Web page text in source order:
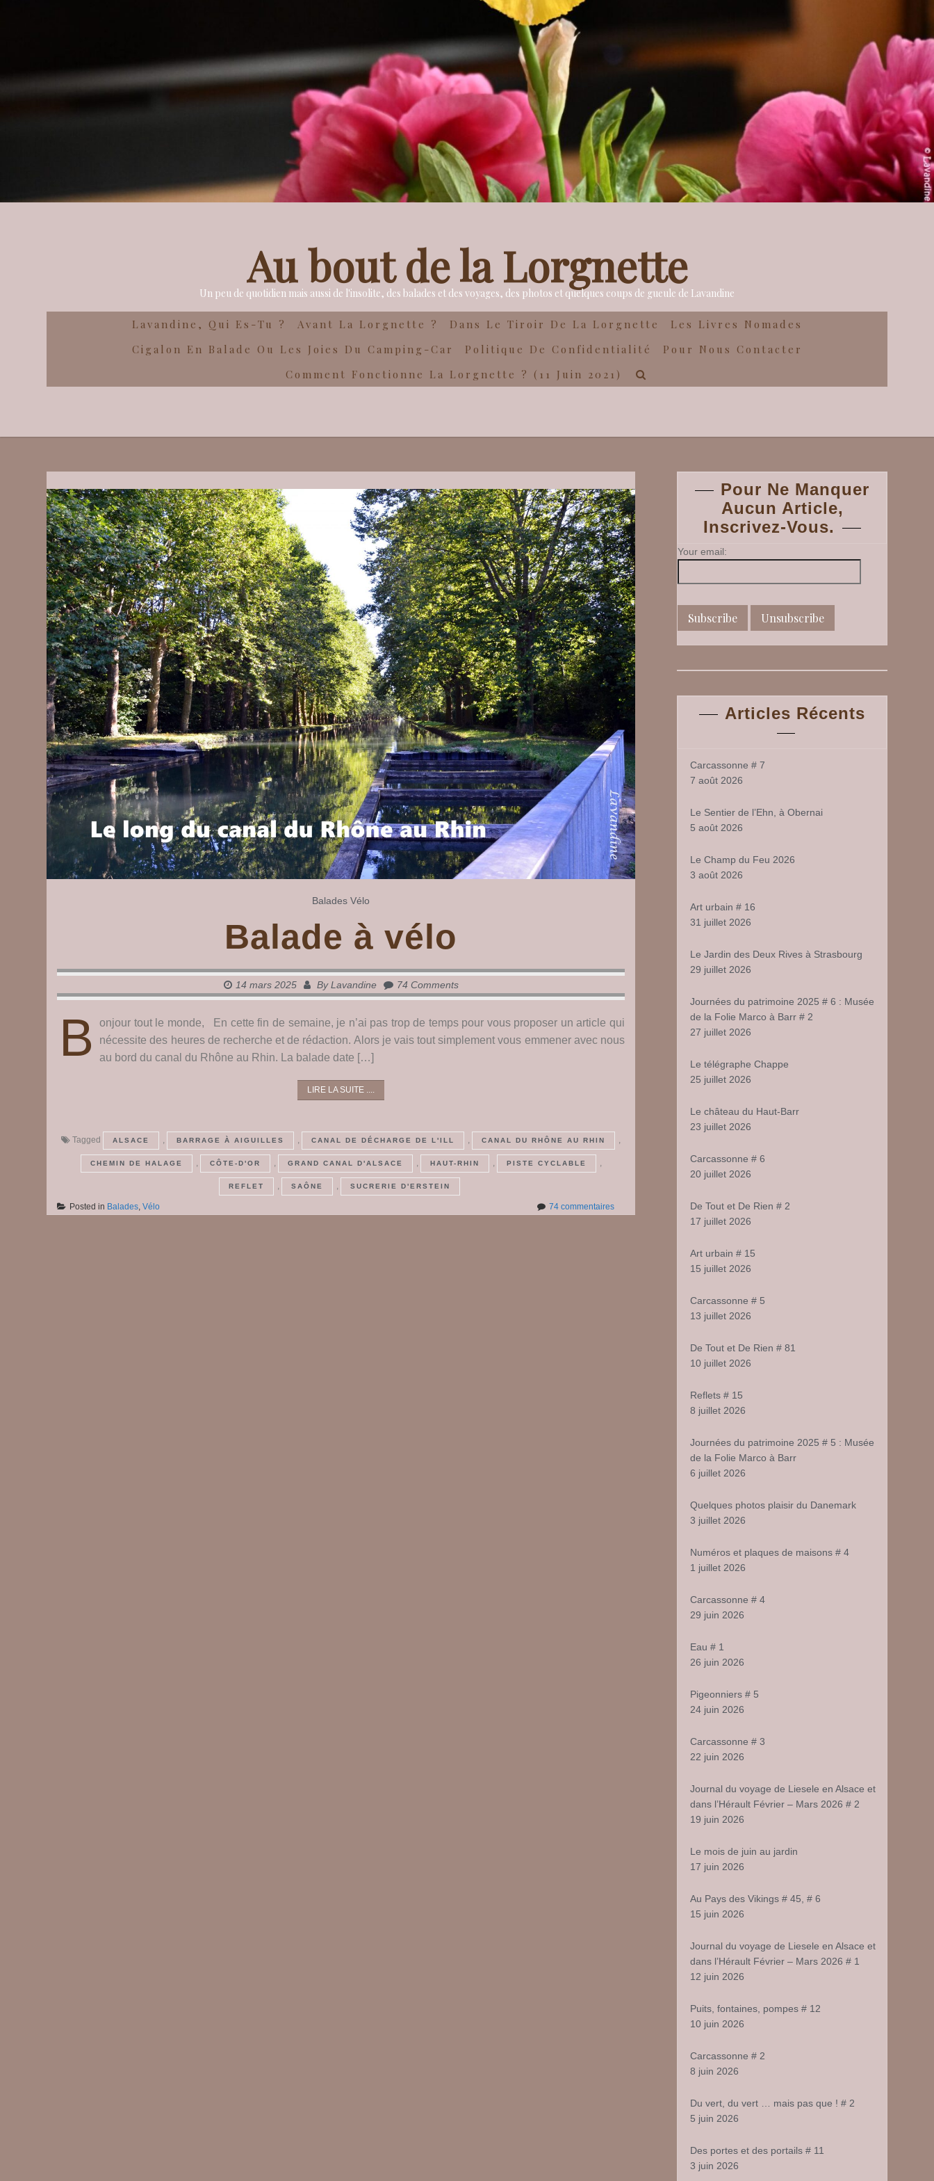
Au bout de la Lorgnette
Un peu de quotidien mais aussi de l'insolite, des balades et des voyages, des photos et quelques coups de gueule de Lavandine
Lavandine, Qui Es-Tu ? Avant La Lorgnette ? Dans Le Tiroir De La Lorgnette
Les Livres Nomades
Cigalon En Balade Ou Les Joies Du Camping-Car
Politique De Confidentialité
Pour Nous Contacter
Comment Fonctionne La Lorgnette ? (11 Juin 2021)
Balades Vélo
Balade à vélo
14 mars 2025 ByLavandine 74 Comments
B
onjour tout le monde, En cette fin de semaine, je n’ai pas trop de temps pour vous proposer un article qui
nécessite des heures de recherche et de rédaction. Alors je vais tout simplement vous emmener avec nous
au bord du canal du Rhône au Rhin. La balade date […]
LIRE LA SUITE ....
Tagged ALSACE BARRAGE À AIGUILLES CANAL DE DÉCHARGE DE L'ILL CANAL DU RHÔNE AU RHIN
CHEMIN DE HALAGE CÔTE-D'OR GRAND CANAL D'ALSACE HAUT-RHIN PISTE CYCLABLE
REFLET SAÔNE SUCRERIE D'ERSTEIN
Posted in Balades ,Vélo 74 commentairessur
Pour Ne Manquer
Aucun Article,
Inscrivez-Vous.
Your email:
Articles Récents
Carcassonne # 7
7 août 2026
Le Sentier de l’Ehn, à Obernai
5 août 2026
Le Champ du Feu 2026
3 août 2026
Art urbain # 16
31 juillet 2026
Le Jardin des Deux Rives à Strasbourg
29 juillet 2026
Journées du patrimoine 2025 # 6 : Musée
de la Folie Marco à Barr # 2
27 juillet 2026
Le télégraphe Chappe
25 juillet 2026
Le château du Haut-Barr
23 juillet 2026
Carcassonne # 6
20 juillet 2026
De Tout et De Rien # 2
17 juillet 2026
Art urbain # 15
15 juillet 2026
Carcassonne # 5
13 juillet 2026
De Tout et De Rien # 81
10 juillet 2026
Reflets # 15
8 juillet 2026
Journées du patrimoine 2025 # 5 : Musée
de la Folie Marco à Barr
6 juillet 2026
Quelques photos plaisir du Danemark
3 juillet 2026
Numéros et plaques de maisons # 4
1 juillet 2026
Carcassonne # 4
29 juin 2026
Eau # 1
26 juin 2026
Pigeonniers # 5
24 juin 2026
Carcassonne # 3
22 juin 2026
Journal du voyage de Liesele en Alsace et
dans l’Hérault Février – Mars 2026 # 2
19 juin 2026
Le mois de juin au jardin
17 juin 2026
Au Pays des Vikings # 45, # 6
15 juin 2026
Journal du voyage de Liesele en Alsace et
dans l’Hérault Février – Mars 2026 # 1
12 juin 2026
Puits, fontaines, pompes # 12
10 juin 2026
Carcassonne # 2
8 juin 2026
Du vert, du vert … mais pas que ! # 2
5 juin 2026
Des portes et des portails # 11
3 juin 2026